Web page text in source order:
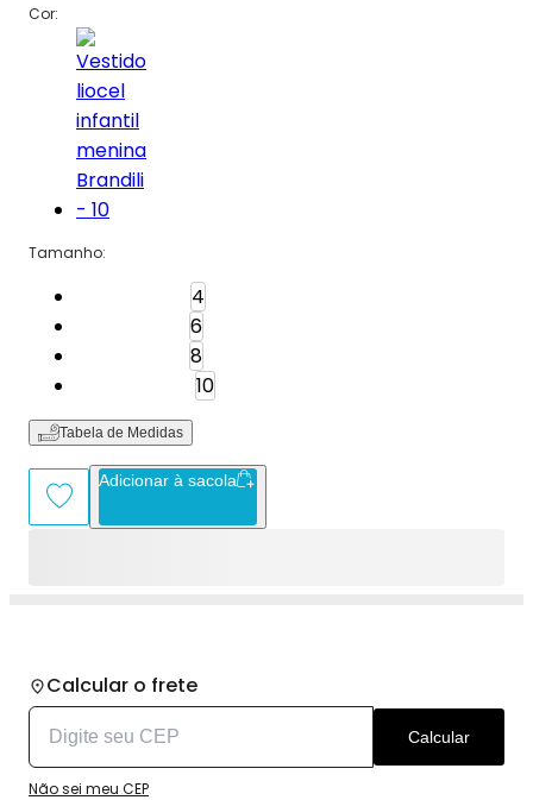
Cor:
Tamanho:
4
6
8
10
Tabela de Medidas
Adicionar à sacola
Calcular o frete
Calcular
Não sei meu CEP